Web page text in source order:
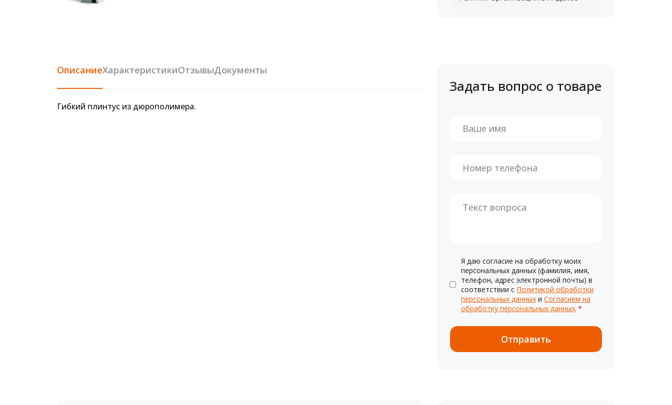
ОписаниеХарактеристикиОтзывыДокументы
Гибкий плинтус из дюрополимера.
Задать вопрос о товаре
Я даю согласие на обработку моих
персональных данных (фамилия, имя,
телефон, адрес электронной почты) в
соответствии с Политикой обработки
персональных данных и Согласием на
обработку персональных данных. *